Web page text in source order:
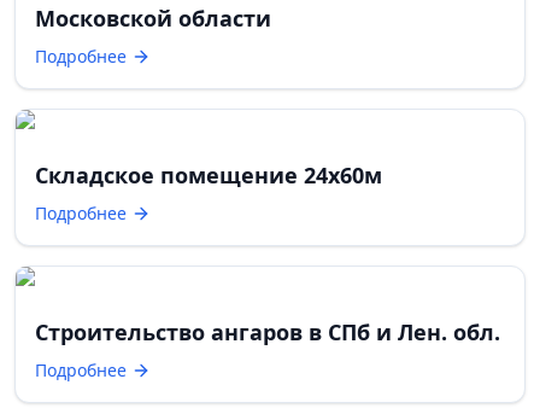
Московской области
Подробнее
Складское помещение 24х60м
Подробнее
Строительство ангаров в СПб и Лен. обл.
Подробнее